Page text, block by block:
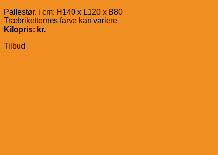
Pallestør. i cm: H140 x L120 x B80
Træbriketternes farve kan variere
Kilopris: kr.
Tilbud